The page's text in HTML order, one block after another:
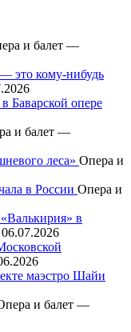
и балет —
это кому-нибудь
Баварской опере
и балет —
леса» Опера и
в России Опера и
в
маэстро Шайи
и балет —